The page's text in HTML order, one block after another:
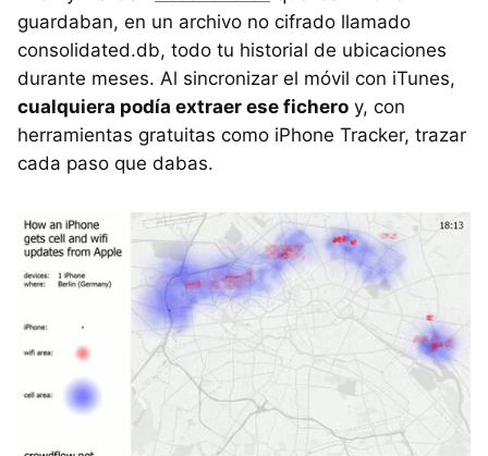
guardaban, en un archivo no cifrado llamado
consolidated.db, todo tu historial de ubicaciones
durante meses. Al sincronizar el móvil con iTunes,
cualquiera podía extraer ese fichero y, con
herramientas gratuitas como iPhone Tracker, trazar
cada paso que dabas.